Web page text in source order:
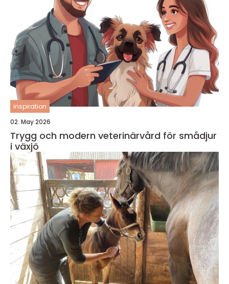
inspiration
02. May 2026
Trygg och modern veterinärvård för smådjur
i växjö